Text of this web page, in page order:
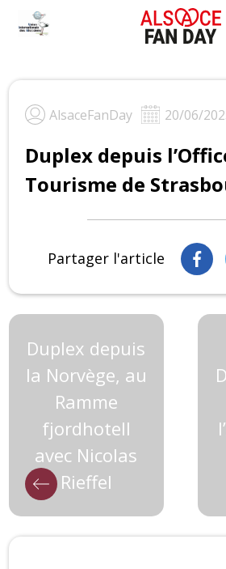
AlsaceFanDay 20/06/
Duplex depuis
Tourisme de
Partager l'article
Duplex depuis
la Norvège, au
Ramme
fjordhotell
avec Nicolas
Rieffel